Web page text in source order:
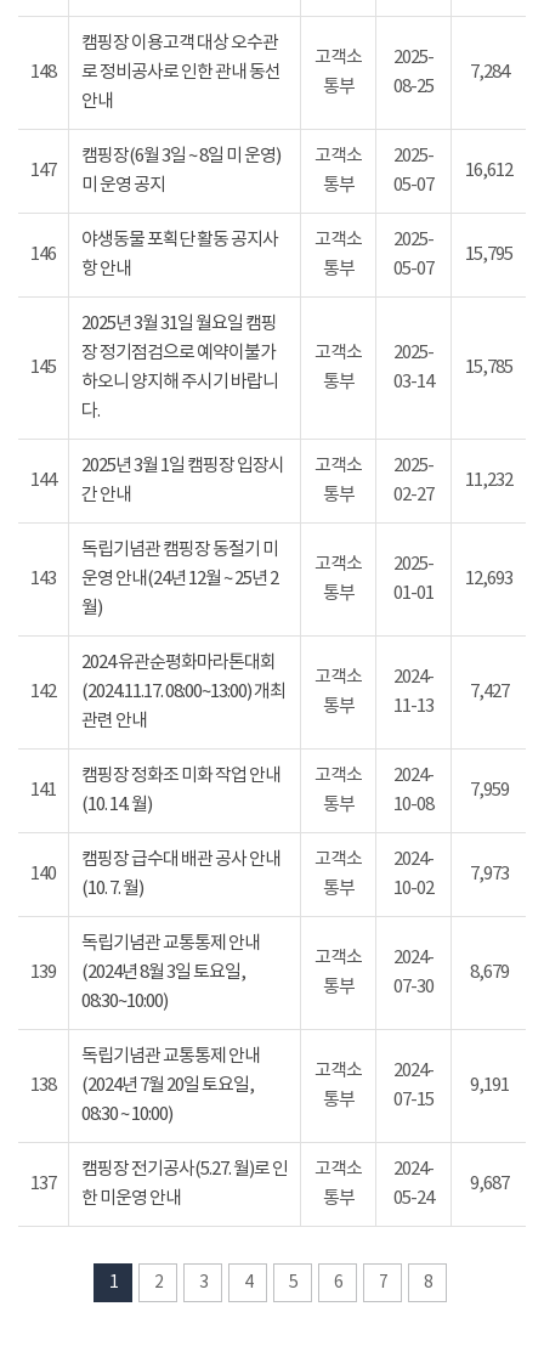
148
캠핑장 이용고객 대상 오수관
로 정비공사로 인한 관내 동선
안내
고객소
통부
2025-
08-25
7,284
147
캠핑장(6월 3일 ~ 8일 미 운영)
미 운영 공지
고객소
통부
2025-
05-07
16,612
146
야생동물 포획단 활동 공지사
항 안내
고객소
통부
2025-
05-07
15,795
145
2025년 3월 31일 월요일 캠핑
장 정기점검으로 예약이불가
하오니 양지해 주시기 바랍니
다.
고객소
통부
2025-
03-14
15,785
144
2025년 3월 1일 캠핑장 입장시
간 안내
고객소
통부
2025-
02-27
11,232
143
독립기념관 캠핑장 동절기 미
운영 안내(24년 12월 ~ 25년 2
월)
고객소
통부
2025-
01-01
12,693
142
2024 유관순평화마라톤대회
(2024.11.17. 08:00~13:00) 개최
관련 안내
고객소
통부
2024-
11-13
7,427
141
캠핑장 정화조 미화 작업 안내
(10. 14. 월)
고객소
통부
2024-
10-08
7,959
140
캠핑장 급수대 배관 공사 안내
(10. 7. 월)
고객소
통부
2024-
10-02
7,973
139
독립기념관 교통통제 안내
(2024년 8월 3일 토요일,
08:30~10:00)
고객소
통부
2024-
07-30
8,679
138
독립기념관 교통통제 안내
(2024년 7월 20일 토요일,
08:30 ~ 10:00)
고객소
통부
2024-
07-15
9,191
137
캠핑장 전기공사(5.27. 월)로 인
한 미운영 안내
고객소
통부
2024-
05-24
9,687
1 2 3 4 5 6 7 8